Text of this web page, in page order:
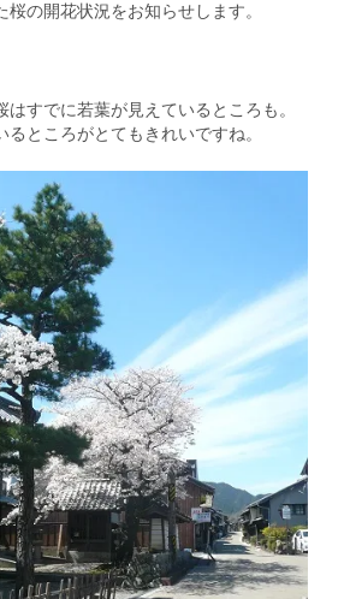
の開花状況をお知らせします。
すでに若葉が見えているところも。
ところがとてもきれいですね。